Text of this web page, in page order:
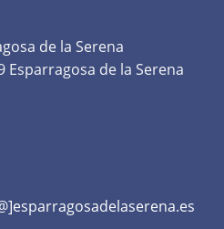
de la Serena
Esparragosa de la Serena